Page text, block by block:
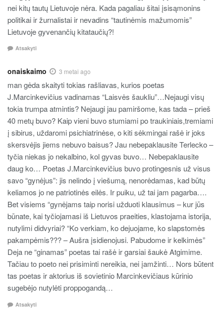
nei kitų tautų Lietuvoje nėra. Kada pagaliau šitai įsisąmonins
politikai ir žurnalistai ir nevadins “tautinėmis mažumomis”
Lietuvoje gyvenančių kitataučių?!
Atsakyti
onaiskaimo 3 metai ago
man gėda skaityti tokias rašliavas, kurios poetas
J.Marcinkevičius vadinamas “Laisvės šaukliu”…Nejaugi visų
tokia trumpa atmintis? Nejaugi jau pamiršome, kas tada – prieš
40 metų buvo? Kaip vieni buvo stumiami po traukiniais,tremiami
į sibirus, uždaromi psichiatrinėse, o kiti sėkmingai rašė ir joks
skersvėjis jiems nebuvo baisus? Jau nebepaklausite Terlecko –
tyčia niekas jo nekalbino, kol gyvas buvo… Nebepaklausite
daug ko… Poetas J.Marcinkevičius buvo protingesnis už visus
savo “gynėjus”: jis nelindo į viešumą, nenorėdamas, kad būtų
keliamos jo ne patriotinės eilės. Ir puiku, už tai jam pagarba….
Bet visiems “gynėjams taip norisi užduoti klausimus – kur jūs
būnate, kai tyčiojamasi iš Lietuvos praeities, klastojama istorija,
nutylimi didvyriai? “Ko verkiam, ko dejuojame, ko slapstomės
pakampėmis??? – Aušra įsidienojusi. Pabudome ir kelkimės”
Deja ne “ginamas” poetas tai rašė ir garsiai šaukė Atgimime.
Tačiau to poeto nei prisiminti nereikia, nei įamžinti… Nors būtent
tas poetas ir aktorius iš sovietinio Marcinkevičiaus kūrinio
sugebėjo nutylėti proppogandą…
Atsakyti